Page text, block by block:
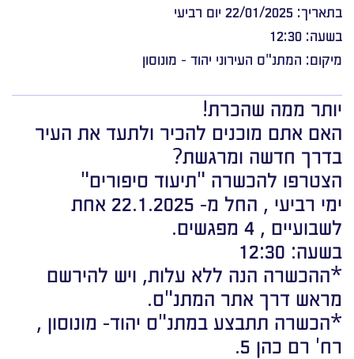
בתאריך: 22/01/2025 יום רביעי
בשעה: 12:30
מיקום: המתנ"ס העירוני יהוד - מונוסון
יותר ממה שהכרת!
האם אתם מוכנים להכיר ולתעד את העיר
בדרך חדשה ומרגשת?
הצטרפו להכשרה "תיעוד סיפורים"
ימי רביעי , החל מ- 22.1.2025 אחת
לשבועיים , 4 מפגשים.
בשעה: 12:30
*ההכשרה הנה ללא עלות, ויש להירשם
מראש דרך אתר המתנ"ס.
*הכשרה תתבצע במתנ"ס יהוד- מונוסון ,
רח' רם כהן 5.